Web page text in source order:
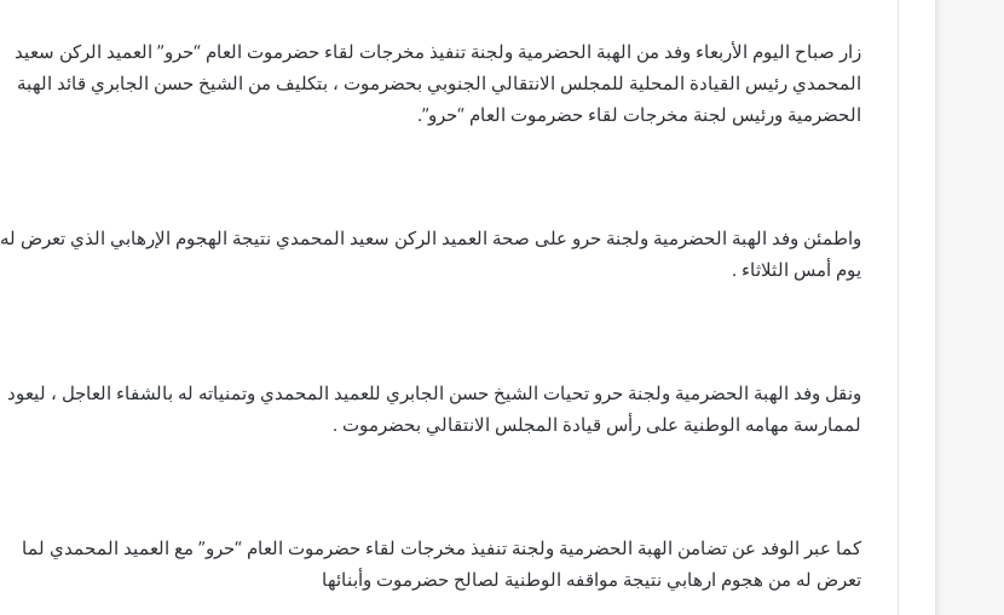
زار صباح اليوم الأربعاء وفد من الهبة الحضرمية ولجنة تنفيذ مخرجات لقاء حضرموت العام “حرو” العميد الركن سعيد
المحمدي رئيس القيادة المحلية للمجلس الانتقالي الجنوبي بحضرموت ، بتكليف من الشيخ حسن الجابري قائد الهبة
الحضرمية ورئيس لجنة مخرجات لقاء حضرموت العام “حرو”.
واطمئن وفد الهبة الحضرمية ولجنة حرو على صحة العميد الركن سعيد المحمدي نتيجة الهجوم الإرهابي الذي تعرض له
يوم أمس الثلاثاء .
ونقل وفد الهبة الحضرمية ولجنة حرو تحيات الشيخ حسن الجابري للعميد المحمدي وتمنياته له بالشفاء العاجل ، ليعود
لممارسة مهامه الوطنية على رأس قيادة المجلس الانتقالي بحضرموت .
كما عبر الوفد عن تضامن الهبة الحضرمية ولجنة تنفيذ مخرجات لقاء حضرموت العام “حرو” مع العميد المحمدي لما
تعرض له من هجوم ارهابي نتيجة مواقفه الوطنية لصالح حضرموت وأبنائها